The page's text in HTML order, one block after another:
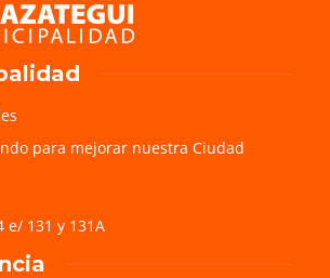
para mejorar nuestra Ciudad
e/ 131 y 131A